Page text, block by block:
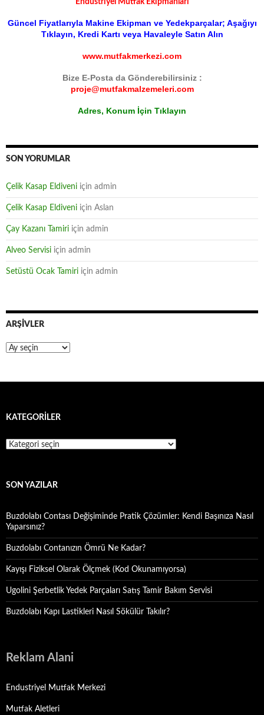
Endüstriyel Mutfak Ekipmanları
Güncel Fiyatlarıyla Makine Ekipman ve Yedekparçalar; Aşağıyı
Tıklayın, Kredi Kartı veya Havaleyle Satın Alın
www.mutfakmerkezi.com
Bize E-Posta da Gönderebilirsiniz :
proje@mutfakmalzemeleri.com
Adres, Konum İçin Tıklayın
SON YORUMLAR
Çelik Kasap Eldiveni için admin
Çelik Kasap Eldiveni için Aslan
Çay Kazanı Tamiri için admin
Alveo Servisi için admin
Setüstü Ocak Tamiri için admin
ARŞIVLER
Arşivler
KATEGORILER
Kategoriler
SON YAZILAR
Buzdolabı Contası Değişiminde Pratik Çözümler: Kendi Başınıza Nasıl
Yaparsınız?
Buzdolabı Contanızın Ömrü Ne Kadar?
Kayışı Fiziksel Olarak Ölçmek (Kod Okunamıyorsa)
Ugolini Şerbetlik Yedek Parçaları Satış Tamir Bakım Servisi
Buzdolabı Kapı Lastikleri Nasıl Sökülür Takılır?
Reklam Alani
Endustriyel Mutfak Merkezi
Mutfak Aletleri